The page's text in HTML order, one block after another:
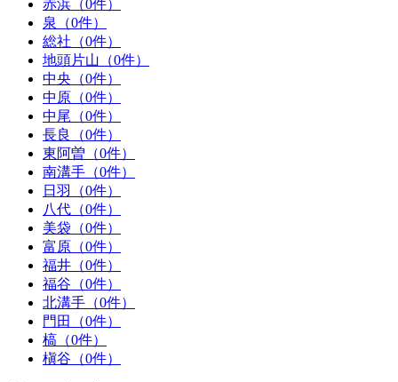
赤浜（0件）
泉（0件）
総社（0件）
地頭片山（0件）
中央（0件）
中原（0件）
中尾（0件）
長良（0件）
東阿曽（0件）
南溝手（0件）
日羽（0件）
八代（0件）
美袋（0件）
富原（0件）
福井（0件）
福谷（0件）
北溝手（0件）
門田（0件）
槁（0件）
槇谷（0件）